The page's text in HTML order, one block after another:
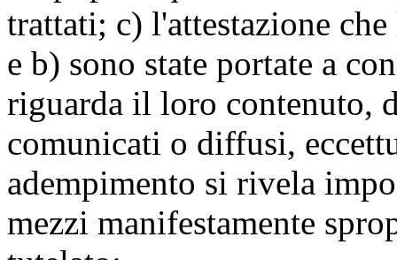
trattati; c) l'attestazione
e b) sono state portate a
riguarda il loro contenuto,
comunicati o diffusi,
adempimento si rivela
mezzi manifestamente